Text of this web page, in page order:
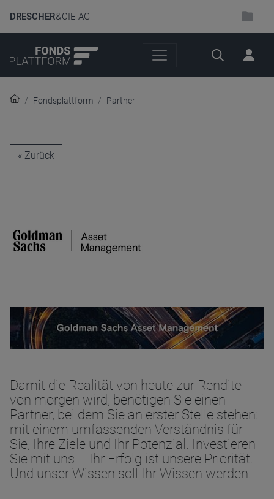
DRESCHER& CIE AG
Suche
Fondsplattform Partner
« Zurück
Damit die Realität von heute zur Rendite
von morgen wird, benötigen Sie einen
Partner, bei dem Sie an erster Stelle stehen:
mit einem umfassenden Verständnis für
Sie, Ihre Ziele und Ihr Potenzial. Investieren
Sie mit uns – Ihr Erfolg ist unsere Priorität.
Und unser Wissen soll Ihr Wissen werden.